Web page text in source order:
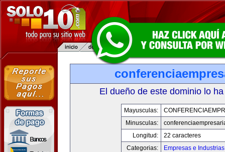
El dueño de este dominio lo
Mayusculas:
Minusculas:
Longitud:
22 caracteres
Categorias:
Empresas e Industrias